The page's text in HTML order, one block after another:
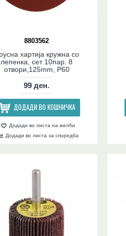
8803562
хартија кружна со
лепенка, сет 10пар. 8
отвори,125mm, P60
99 ден.
ДОДАДИ ВО КОШНИЧКА
Додади во листа на желби
Додади во листа за споредба